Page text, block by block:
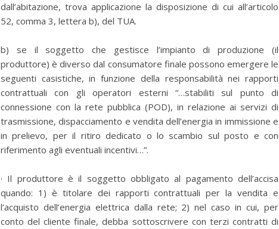
dall’abitazione, trova applicazione la disposizione di cui all’articolo
52, comma 3, lettera b), del TUA.
b) se il soggetto che gestisce l’impianto di produzione (il
produttore) è diverso dal consumatore finale possono emergere le
seguenti casistiche, in funzione della responsabilità nei rapporti
contrattuali con gli operatori esterni “…stabiliti sul punto di
connessione con la rete pubblica (POD), in relazione ai servizi di
trasmissione, dispacciamento e vendita dell’energia in immissione e
in prelievo, per il ritiro dedicato o lo scambio sul posto e con
riferimento agli eventuali incentivi…”.
· Il produttore è il soggetto obbligato al pagamento dell’accisa
quando: 1) è titolare dei rapporti contrattuali per la vendita e
l’acquisto dell’energia elettrica dalla rete; 2) nel caso in cui, per
conto del cliente finale, debba sottoscrivere con terzi contratti di